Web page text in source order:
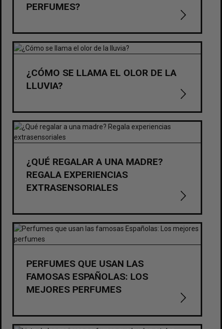
PERFUMES?
¿CÓMO SE LLAMA EL OLOR DE LA
LLUVIA?
¿QUÉ REGALAR A UNA MADRE?
REGALA EXPERIENCIAS
EXTRASENSORIALES
PERFUMES QUE USAN LAS
FAMOSAS ESPAÑOLAS: LOS
MEJORES PERFUMES